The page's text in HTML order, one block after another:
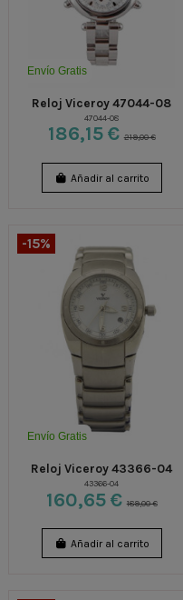
Envío Gratis
Reloj Viceroy 47044-08
47044-08
186,15 €219,00 €
Añadir al carrito
Envío Gratis
-15%
Reloj Viceroy 43366-04
43366-04
160,65 €189,00 €
Añadir al carrito